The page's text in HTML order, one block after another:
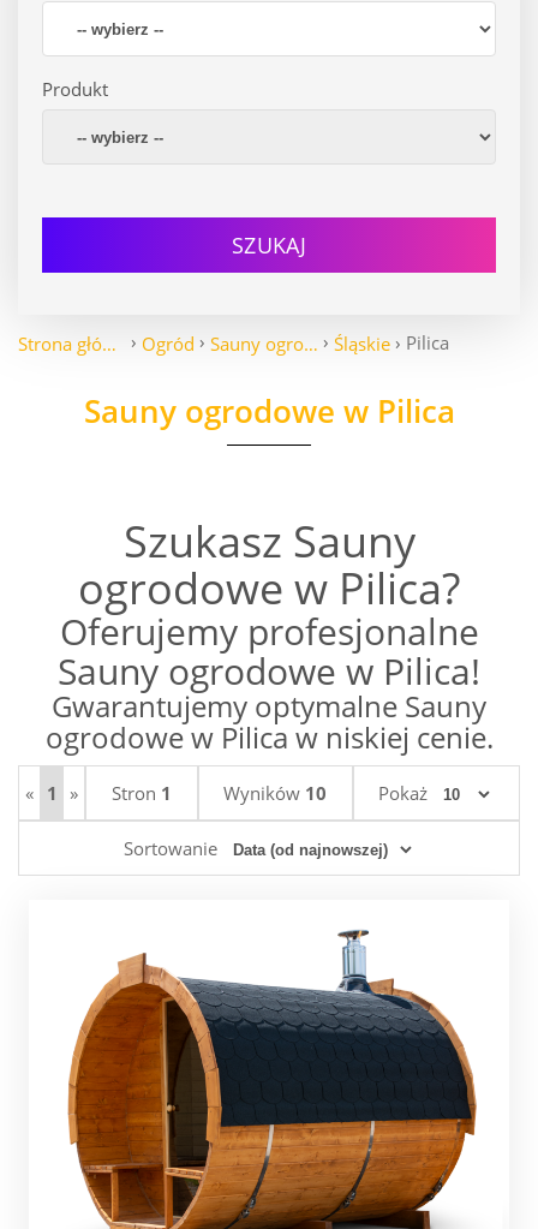
Produkt
SZUKAJ
Strona główna Ogród Sauny ogrodowe Śląskie Pilica
Sauny ogrodowe w Pilica
Szukasz Sauny
ogrodowe w Pilica?
Oferujemy profesjonalne
Sauny ogrodowe w Pilica!
Gwarantujemy optymalne Sauny
ogrodowe w Pilica w niskiej cenie.
« 1 » Stron 1 Wyników 10 Pokaż
Sortowanie